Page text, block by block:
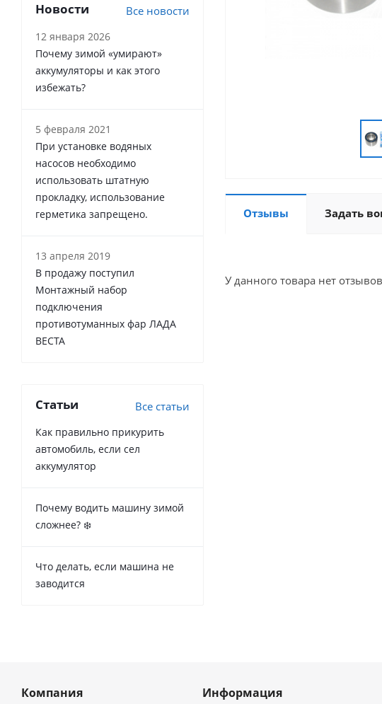
Отзывы Задать
У данного товара нет
Новости Все новости
12 января 2026
Почему зимой «умирают»
аккумуляторы и как этого
избежать?
5 февраля 2021
При установке водяных
насосов необходимо
использовать штатную
прокладку, использование
герметика запрещено.
13 апреля 2019
В продажу поступил
Монтажный набор
подключения
противотуманных фар ЛАДА
ВЕСТА
Статьи Все статьи
Как правильно прикурить
автомобиль, если сел
аккумулятор
Почему водить машину зимой
сложнее? ❄️
Что делать, если машина не
заводится
Компания Информация